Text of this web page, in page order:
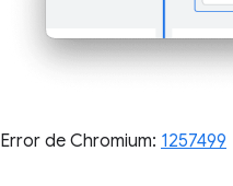
Error de Chromium: 1257499